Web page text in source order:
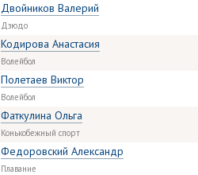
Двойников Валерий
Дзюдо
Кодирова Анастасия
Волейбол
Полетаев Виктор
Волейбол
Фаткулина Ольга
Конькобежный спорт
Федоровский Александр
Плавание